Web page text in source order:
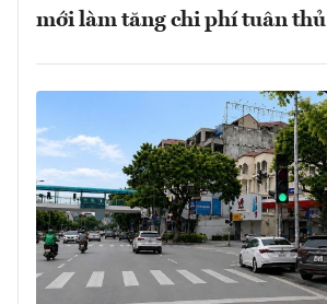
mới làm tăng chi phí tuân thủ